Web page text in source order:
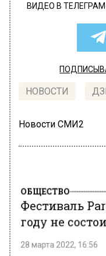
ВИДЕО В
НОВОСТИ
Новости СМИ2
ОБЩЕСТВО
Фестиваль
году не
28 марта 2022, 16:56